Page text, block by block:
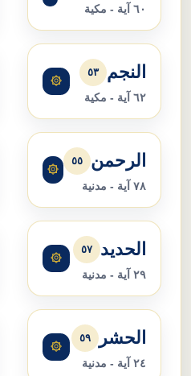
٦٠ آية - مكية
النجم ٥٣
٦٢ آية - مكية
۞
الرحمن ٥٥
٧٨ آية - مدنية
۞
الحديد ٥٧
٢٩ آية - مدنية
۞
الحشر ٥٩
٢٤ آية - مدنية
۞